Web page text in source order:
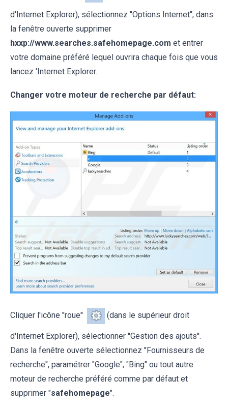
d'Internet Explorer), sélectionnez ''Options Internet'', dans
la fenêtre ouverte supprimer
hxxp://www.searches.safehomepage.com et entrer
votre domaine préféré lequel ouvrira chaque fois que vous
lancez 'Internet Explorer.
Changer votre moteur de recherche par défaut:
Cliquer l'icône ''roue'' (dans le supérieur droit
d'Internet Explorer), sélectionner ''Gestion des ajouts''.
Dans la fenêtre ouverte sélectionnez ''Fournisseurs de
recherche'', paramétrer "Google", "Bing" ou tout autre
moteur de recherche préféré comme par défaut et
supprimer "safehomepage".